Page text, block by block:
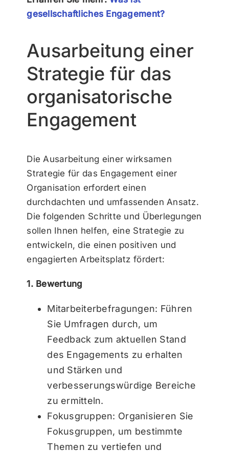
gesellschaftliches Engagement?
Ausarbeitung einer
Strategie für das
organisatorische
Engagement
Die Ausarbeitung einer wirksamen
Strategie für das Engagement einer
Organisation erfordert einen
durchdachten und umfassenden Ansatz.
Die folgenden Schritte und Überlegungen
sollen Ihnen helfen, eine Strategie zu
entwickeln, die einen positiven und
engagierten Arbeitsplatz fördert:
1. Bewertung
Mitarbeiterbefragungen: Führen
Sie Umfragen durch, um
Feedback zum aktuellen Stand
des Engagements zu erhalten
und Stärken und
verbesserungswürdige Bereiche
zu ermitteln.
Fokusgruppen: Organisieren Sie
Fokusgruppen, um bestimmte
Themen zu vertiefen und